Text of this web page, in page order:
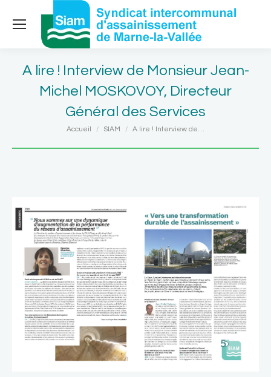
A lire ! Interview de Monsieur Jean-
Michel MOSKOVOY, Directeur
Général des Services
Vous êtes ici :
Accueil SIAM A lire ! Interview de…